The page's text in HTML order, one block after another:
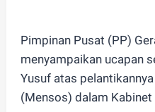
Pimpinan Pusat (PP)
menyampaikan ucapan
Yusuf atas
(Mensos) dalam